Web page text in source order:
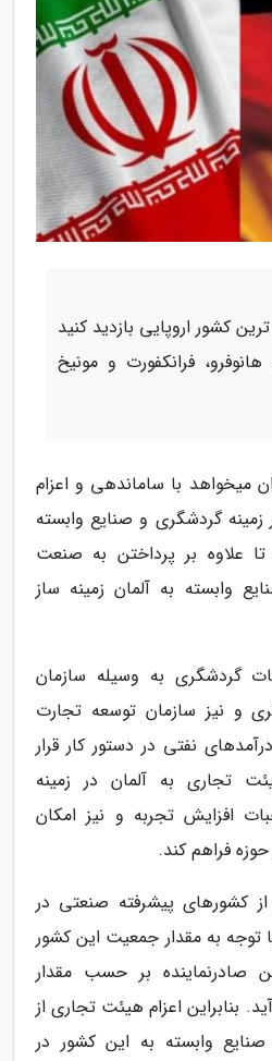
کشور اروپایی بازدید کنید
فرانکفورت و مونیخ
میخواهد با ساماندهی و اعزام
گردشگری و صنایع وابسته
تا علاوه بر پرداختن به صنعت
وابسته به آلمان زمینه ساز
گردشگری به وسیله سازمان
و نیز سازمان توسعه تجارت
نفتی در دستور کار قرار
تجاری به آلمان در زمینه
افزایش تجربه و نیز امکان
فراهم کند.
کشورهای پیشرفته صنعتی در
توجه به مقدار جمعیت این کشور
صادرنماینده بر حسب مقدار
بنابراین اعزام هیئت تجاری از
صنایع وابسته به این کشور در